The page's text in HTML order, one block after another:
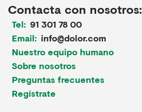
Contacta con nosotros:
Tel: 91 301 78 00
Email: info@dolor.com
Nuestro equipo humano
Sobre nosotros
Preguntas frecuentes
Regístrate